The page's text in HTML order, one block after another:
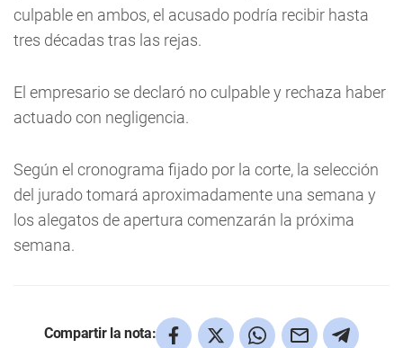
culpable en ambos, el acusado podría recibir hasta
tres décadas tras las rejas.
El empresario se declaró no culpable y rechaza haber
actuado con negligencia.
Según el cronograma fijado por la corte, la selección
del jurado tomará aproximadamente una semana y
los alegatos de apertura comenzarán la próxima
semana.
Compartir la nota: